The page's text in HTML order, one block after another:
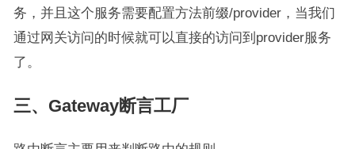
务，并且这个服务需要配置方法前缀/provider，当我们
通过网关访问的时候就可以直接的访问到provider服务
了。
三、Gateway断言工厂